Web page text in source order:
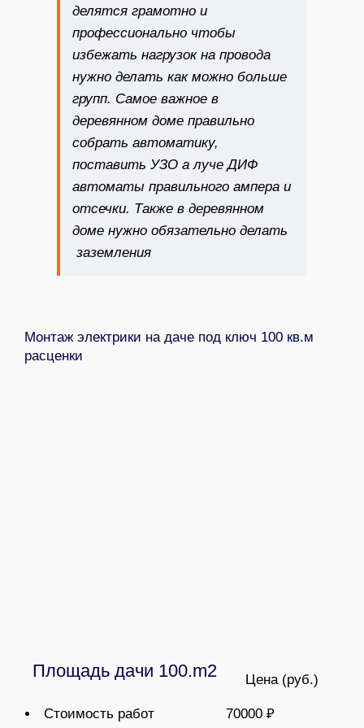
делятся грамотно и
профессионально чтобы
избежать нагрузок на провода
нужно делать как можно больше
групп. Самое важное в
деревянном доме правильно
собрать автоматику,
поставить УЗО а луче ДИФ
автоматы правильного ампера и
отсечки. Также в деревянном
доме нужно обязательно делать
заземления
Монтаж электрики на даче под ключ 100 кв.м
расценки
Площадь дачи 100.m2 Цена (руб.)
Стоимость работ
70000 ₽